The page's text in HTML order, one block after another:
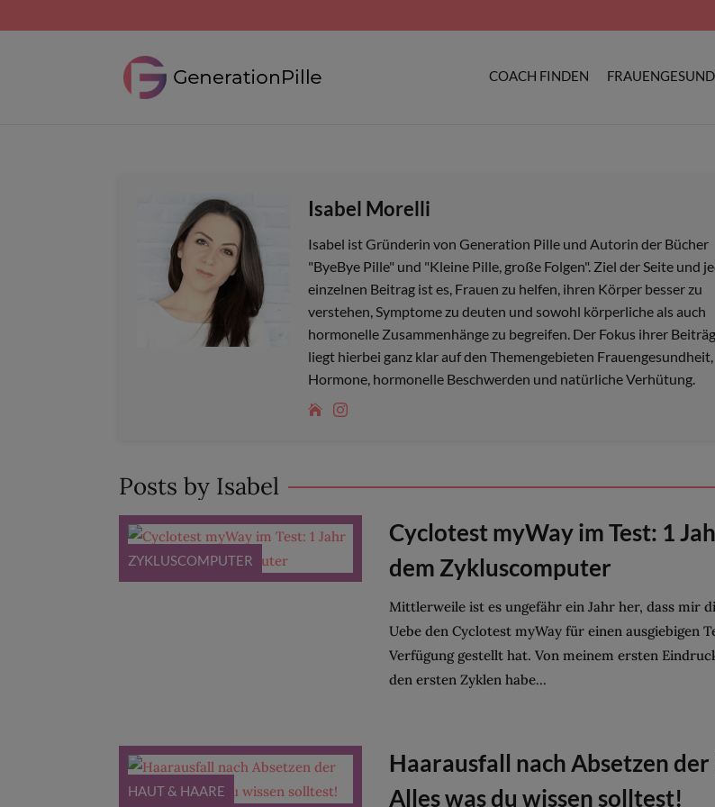
COACH FINDEN
Isabel Morelli
Isabel ist Gründerin von Generation Pille und Autorin der Bücher
"ByeBye Pille" und "Kleine Pille, große Folgen". Ziel der Seite und
einzelnen Beitrag ist es, Frauen zu helfen, ihren Körper besser zu
verstehen, Symptome zu deuten und sowohl körperliche als auch
hormonelle Zusammenhänge zu begreifen. Der Fokus ihrer
liegt hierbei ganz klar auf den Themengebieten Frauengesundheit,
Hormone, hormonelle Beschwerden und natürliche Verhütung.
Posts by Isabel
ZYKLUSCOMPUTER
Cyclotest myWay im Test: 1
dem Zykluscomputer
Mittlerweile ist es ungefähr ein Jahr her, dass mir
Uebe den Cyclotest myWay für einen ausgiebigen
Verfügung gestellt hat. Von meinem ersten
den ersten Zyklen habe...
HAUT & HAARE
Haarausfall nach Absetzen der
Alles was du wissen solltest!